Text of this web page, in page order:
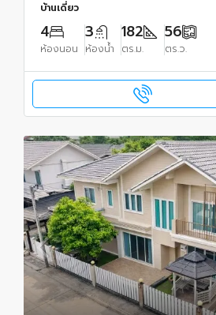
บ้านเดี่ยว
4
ห้องนอน
3
ห้องน้ำ
182
ตร.ม.
56
ตร.ว.